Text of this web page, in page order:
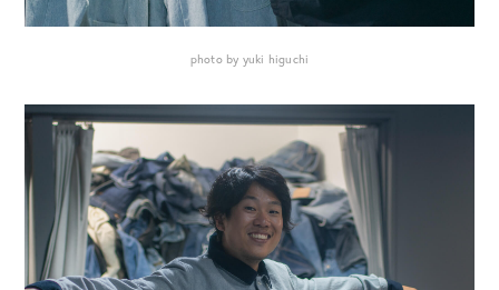
photo by yuki higuchi